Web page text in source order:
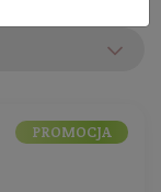
PROMOCJA